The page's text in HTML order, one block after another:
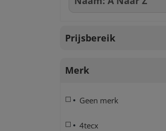
Prijsbereik
Merk
Geen merk
4tecx